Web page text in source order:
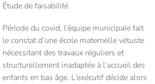
Étude de faisabilité
Période du covid, l’équipe municipale fait
le constat d’une école maternelle vétuste
nécessitant des travaux réguliers et
structurellement inadaptée à l’accueil des
enfants en bas âge. L’exécutif décide alors